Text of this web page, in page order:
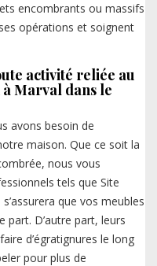
encombrants ou massifs
opérations et soignent
activité reliée au
Marval dans le
avons besoin de
maison. Que ce soit la
nous vous
tels que Site
que vos meubles
part. D’autre part, leurs
d’égratignures le long
pour plus de